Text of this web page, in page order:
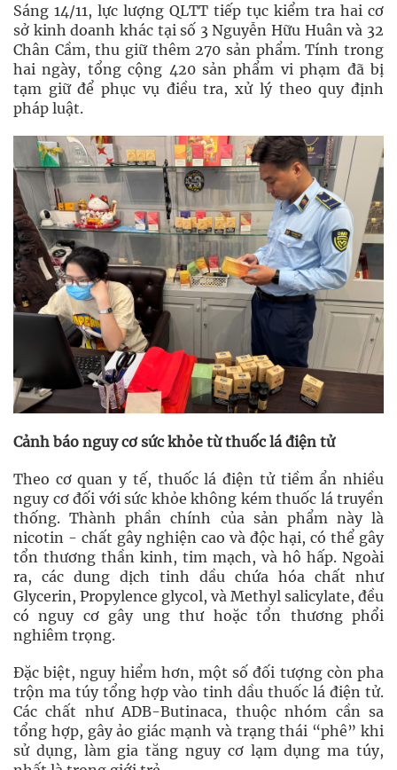
Sáng 14/11, lực lượng QLTT tiếp tục kiểm tra hai cơ
sở kinh doanh khác tại số 3 Nguyễn Hữu Huân và 32
Chân Cầm, thu giữ thêm 270 sản phẩm. Tính trong
hai ngày, tổng cộng 420 sản phẩm vi phạm đã bị
tạm giữ để phục vụ điều tra, xử lý theo quy định
pháp luật.
Cảnh báo nguy cơ sức khỏe từ thuốc lá điện tử
Theo cơ quan y tế, thuốc lá điện tử tiềm ẩn nhiều
nguy cơ đối với sức khỏe không kém thuốc lá truyền
thống. Thành phần chính của sản phẩm này là
nicotin - chất gây nghiện cao và độc hại, có thể gây
tổn thương thần kinh, tim mạch, và hô hấp. Ngoài
ra, các dung dịch tinh dầu chứa hóa chất như
Glycerin, Propylence glycol, và Methyl salicylate, đều
có nguy cơ gây ung thư hoặc tổn thương phổi
nghiêm trọng.
Đặc biệt, nguy hiểm hơn, một số đối tượng còn pha
trộn ma túy tổng hợp vào tinh dầu thuốc lá điện tử.
Các chất như ADB-Butinaca, thuộc nhóm cần sa
tổng hợp, gây ảo giác mạnh và trạng thái “phê” khi
sử dụng, làm gia tăng nguy cơ lạm dụng ma túy,